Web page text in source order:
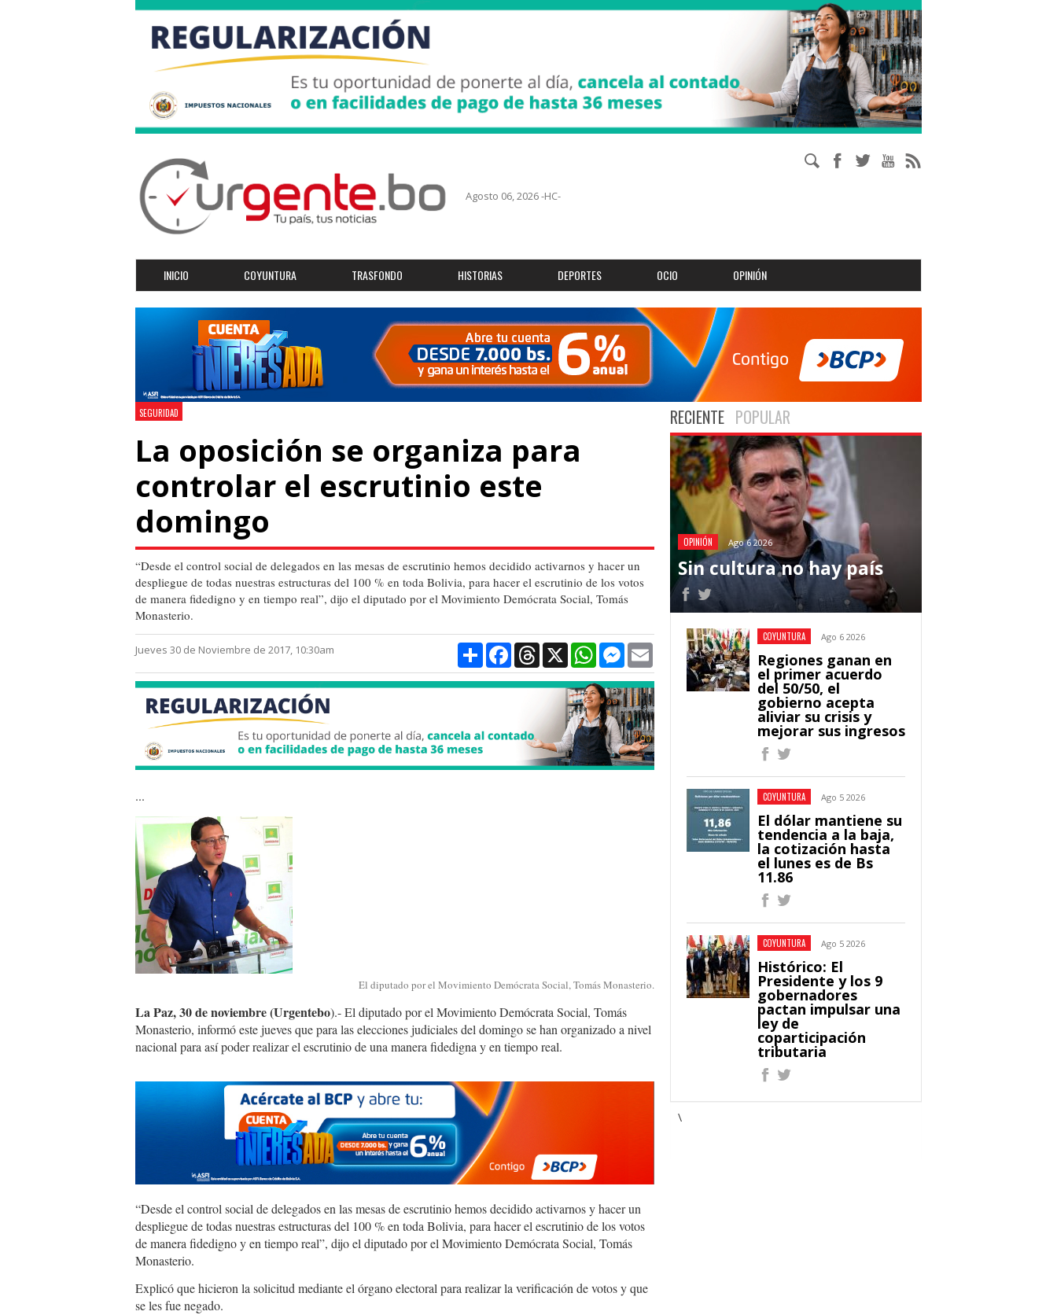
Agosto 06, 2026 -HC-
INICIO COYUNTURA TRASFONDO HISTORIAS DEPORTES OCIO OPINIÓN
SEGURIDAD
La oposición se organiza para
controlar el escrutinio este
domingo
“Desde el control social de delegados en las mesas de escrutinio hemos decidido activarnos y hacer un
despliegue de todas nuestras estructuras del 100 % en toda Bolivia, para hacer el escrutinio de los votos
de manera fidedigno y en tiempo real”, dijo el diputado por el Movimiento Demócrata Social, Tomás
Monasterio.
Jueves 30 de Noviembre de 2017, 10:30am CompartirFacebookThreads
X WhatsAppMessenger
...
cdTOBeHB.jpg
El diputado por el Movimiento Demócrata Social, Tomás Monasterio.
La Paz, 30 de noviembre (Urgentebo).- El diputado por el Movimiento Demócrata Social, Tomás
Monasterio, informó este jueves que para las elecciones judiciales del domingo se han organizado a nivel
nacional para así poder realizar el escrutinio de una manera fidedigna y en tiempo real.
“Desde el control social de delegados en las mesas de escrutinio hemos decidido activarnos y hacer un
despliegue de todas nuestras estructuras del 100 % en toda Bolivia, para hacer el escrutinio de los votos
de manera fidedigno y en tiempo real”, dijo el diputado por el Movimiento Demócrata Social, Tomás
Monasterio.
Explicó que hicieron la solicitud mediante el órgano electoral para realizar la verificación de votos y que
se les fue negado.
RECIENTE POPULAR
OPINIÓN Ago 6 2026
Sin cultura no hay país
COYUNTURA Ago 6 2026
Regiones ganan en
el primer acuerdo
del 50/50, el
gobierno acepta
aliviar su crisis y
mejorar sus ingresos
COYUNTURA Ago 5 2026
El dólar mantiene su
tendencia a la baja,
la cotización hasta
el lunes es de Bs
11.86
COYUNTURA Ago 5 2026
Histórico: El
Presidente y los 9
gobernadores
pactan impulsar una
ley de
coparticipación
tributaria
\